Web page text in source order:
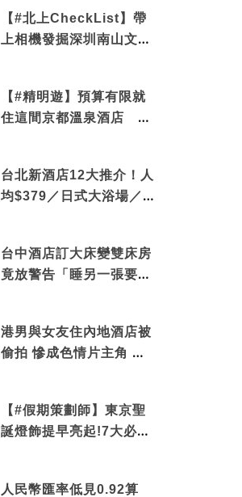
【#北上CheckList】帶
上相機發掘深圳南山文藝
【#精明遊】預算有限就
住這間京都溫泉酒店 車
台北新酒店12大推介！人
均$379／日式大浴場／1
台中酒店訂大床變雙床房
竟放警告「睡另一張要加
港男與女友住內地酒店被
偷拍 慘成色情片主角 鏡
【#假期策劃師】東京聖
誕燈飾提早亮起!7大必去
人民幣匯率低見0.92算